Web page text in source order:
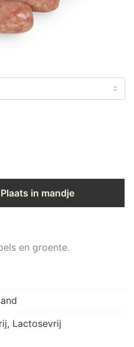
en groente.
Plaats in mandje
Lactosevrij